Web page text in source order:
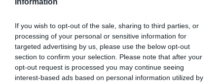
If you wish to opt-out of the sale, sharing to third parties, or
processing of your personal or sensitive information for
targeted advertising by us, please use the below opt-out
section to confirm your selection. Please note that after your
opt-out request is processed you may continue seeing
interest-based ads based on personal information utilized by
Un funcionario de inmigración me dijo que, si firmaba un
documento de deportación voluntaria, no tendría que pasar
por la cárcel. Me negué. Les dije que había sido
secuestrada en aguas internacionales en un acto de
piratería y que no firmaría ningún documento. Exigí
hablar con nuestros abogados y con la Cónsul.